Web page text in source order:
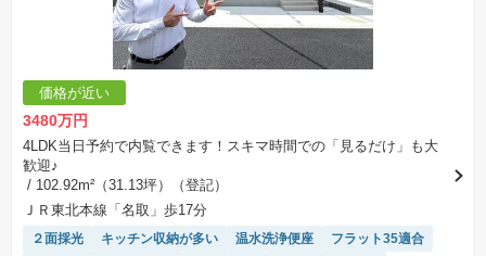
価格が近い
3480万円
4LDK当日予約で内覧できます！スキマ時間での「見るだけ」も大
歓迎♪
/ 102.92m²（31.13坪）（登記）
ＪＲ東北本線「名取」歩17分
２面採光 キッチン収納が多い 温水洗浄便座
フラット35適合